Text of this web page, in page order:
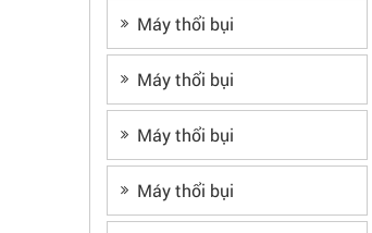
Máy thổi bụi
Máy thổi bụi
Máy thổi bụi
Máy thổi bụi